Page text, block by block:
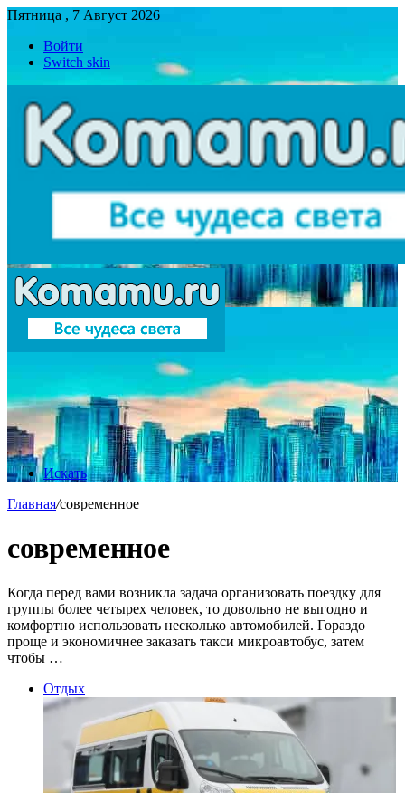
Пятница , 7 Август 2026
Войти
Switch skin
Искать
Главная/современное
современное
Когда перед вами возникла задача организовать поездку для
группы более четырех человек, то довольно не выгодно и
комфортно использовать несколько автомобилей. Гораздо
проще и экономичнее заказать такси микроавтобус, затем
чтобы …
Отдых